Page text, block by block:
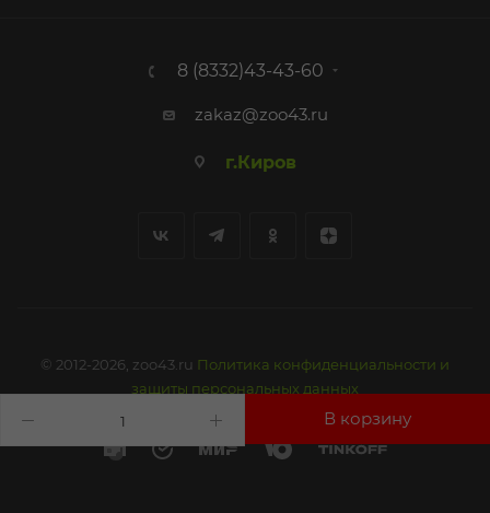
8 (8332)43-43-60
zakaz@zoo43.ru
г.Киров
© 2012-2026, zoo43.ru Политика конфиденциальности и
защиты персональных данных